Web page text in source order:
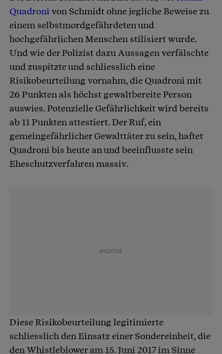
Quadroni von Schmidt ohne jegliche Beweise zu
einem selbstmordgefährdeten und
hochgefährlichen Menschen stilisiert wurde.
Und wie der Polizist dazu Aussagen verfälschte
und zuspitzte und schliesslich eine
Risikobeurteilung vornahm, die Quadroni mit
26 Punkten als höchst gewaltbereite Person
auswies. Potenzielle Gefährlichkeit wird bereits
ab 11 Punkten attestiert. Der Ruf, ein
gemeingefährlicher Gewalttäter zu sein, haftet
Quadroni bis heute an und beeinflusste sein
Eheschutzverfahren massiv.
Diese Risikobeurteilung legitimierte
schliesslich den Einsatz einer Sondereinheit, die
den Whistleblower am 15. Juni 2017 im Sinne